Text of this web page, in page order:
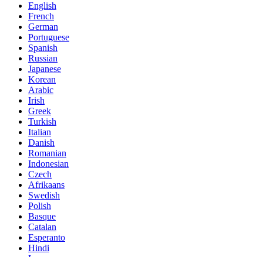
English
French
German
Portuguese
Spanish
Russian
Japanese
Korean
Arabic
Irish
Greek
Turkish
Italian
Danish
Romanian
Indonesian
Czech
Afrikaans
Swedish
Polish
Basque
Catalan
Esperanto
Hindi